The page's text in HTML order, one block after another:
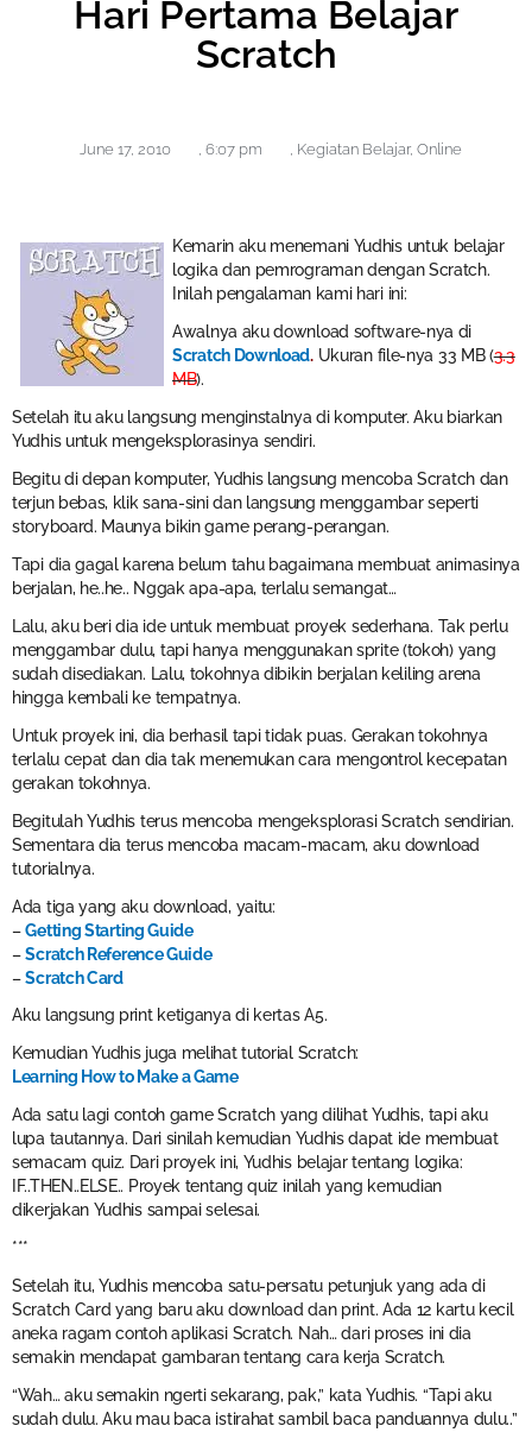
Hari Pertama Belajar
Scratch
June 17, 2010 , 6:07 pm , Kegiatan Belajar, Online
Kemarin aku menemani Yudhis untuk belajar
logika dan pemrograman dengan Scratch.
Inilah pengalaman kami hari ini:
Awalnya aku download software-nya di
Scratch Download.Ukuran file-nya 33 MB (3.3
MB).
Setelah itu aku langsung menginstalnya di komputer. Aku biarkan
Yudhis untuk mengeksplorasinya sendiri.
Begitu di depan komputer, Yudhis langsung mencoba Scratch dan
terjun bebas, klik sana-sini dan langsung menggambar seperti
storyboard. Maunya bikin game perang-perangan.
Tapi dia gagal karena belum tahu bagaimana membuat animasinya
berjalan, he..he.. Nggak apa-apa, terlalu semangat…
Lalu, aku beri dia ide untuk membuat proyek sederhana. Tak perlu
menggambar dulu, tapi hanya menggunakan sprite (tokoh) yang
sudah disediakan. Lalu, tokohnya dibikin berjalan keliling arena
hingga kembali ke tempatnya.
Untuk proyek ini, dia berhasil tapi tidak puas. Gerakan tokohnya
terlalu cepat dan dia tak menemukan cara mengontrol kecepatan
gerakan tokohnya.
Begitulah Yudhis terus mencoba mengeksplorasi Scratch sendirian.
Sementara dia terus mencoba macam-macam, aku download
tutorialnya.
Ada tiga yang aku download, yaitu:
–Getting Starting Guide
–Scratch Reference Guide
–Scratch Card
Aku langsung print ketiganya di kertas A5.
Kemudian Yudhis juga melihat tutorial Scratch:
Learning How to Make a Game
Ada satu lagi contoh game Scratch yang dilihat Yudhis, tapi aku
lupa tautannya. Dari sinilah kemudian Yudhis dapat ide membuat
semacam quiz. Dari proyek ini, Yudhis belajar tentang logika:
IF..THEN..ELSE.. Proyek tentang quiz inilah yang kemudian
dikerjakan Yudhis sampai selesai.
***
Setelah itu, Yudhis mencoba satu-persatu petunjuk yang ada di
Scratch Card yang baru aku download dan print. Ada 12 kartu kecil
aneka ragam contoh aplikasi Scratch. Nah… dari proses ini dia
semakin mendapat gambaran tentang cara kerja Scratch.
“Wah… aku semakin ngerti sekarang, pak,” kata Yudhis. “Tapi aku
sudah dulu. Aku mau baca istirahat sambil baca panduannya dulu..”